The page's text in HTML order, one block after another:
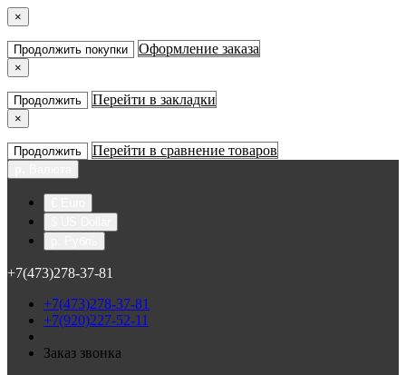
×
Продолжить покупки Оформление заказа
×
Продолжить Перейти в закладки
×
Продолжить Перейти в сравнение товаров
+7(473)278-37-81
+7(473)278-37-81
+7(920)227-52-11
Заказ звонка